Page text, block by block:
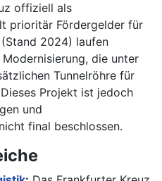
offiziell als
prioritär Fördergelder für
2024) laufen
die unter
Tunnelröhre für
Projekt ist jedoch
und
final beschlossen.